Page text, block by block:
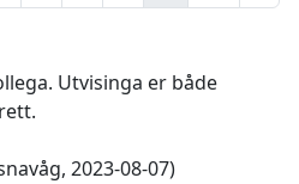
Utvisinga er både
2023-08-07)